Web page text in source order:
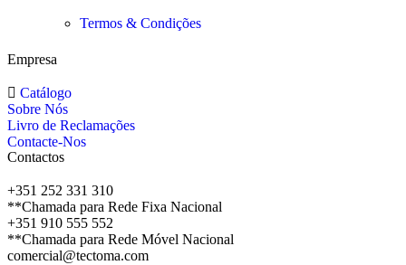
Termos & Condições
Empresa
Catálogo
Sobre Nós
Livro de Reclamações
Contacte-Nos
Contactos
+351 252 331 310
**Chamada para Rede Fixa Nacional
+351 910 555 552
**Chamada para Rede Móvel Nacional
comercial@tectoma.com